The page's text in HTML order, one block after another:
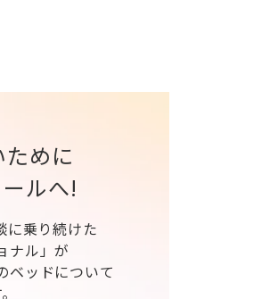
めに
ルへ!
に乗り続けた
ナル」が
ベッドについて